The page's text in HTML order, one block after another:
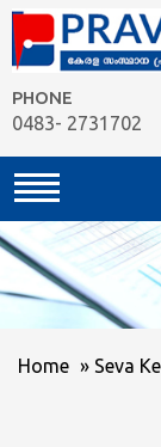
PHONE
0483- 2731702
Home » Seva